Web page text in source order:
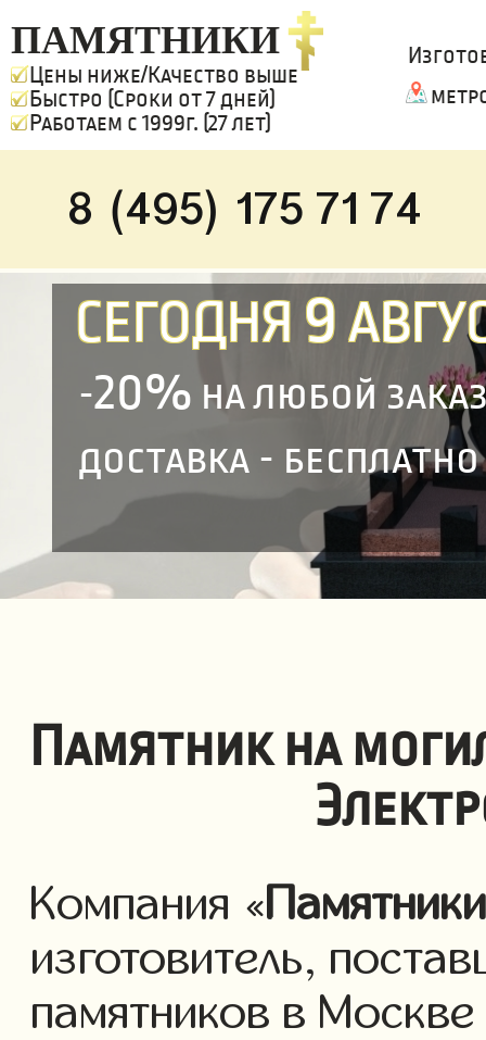
ПАМЯТНИКИ
Цены ниже/Качество выше
Быстро (Сроки от 7 дней)
Работаем с 1999г. (27 лет)
8 (495) 175 71 74
СЕГОДНЯ 9
-20% на любой
доставка - бесплатно
Памятник на
Компания «Памятники
изготовитель,
памятников в